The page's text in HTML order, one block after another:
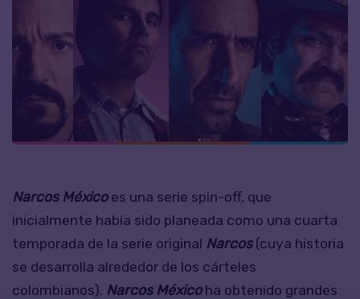
Narcos Méxicoes una serie spin-off, que
inicialmente había sido planeada como una cuarta
temporada de la serie original Narcos(cuya historia
se desarrolla alrededor de los cárteles
colombianos). Narcos Méxicoha obtenido grandes